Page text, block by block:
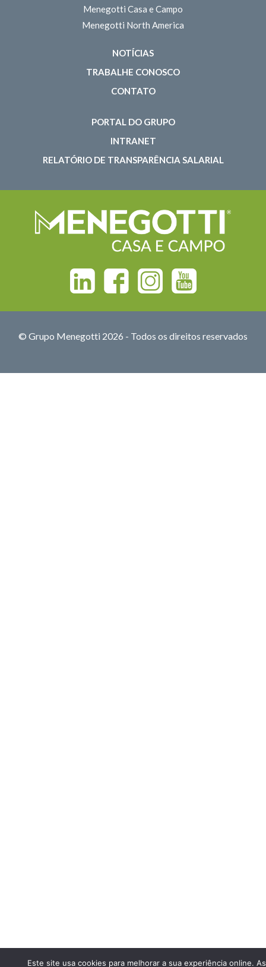
Menegotti Casa e Campo
Menegotti North America
NOTÍCIAS
TRABALHE CONOSCO
CONTATO
PORTAL DO GRUPO
INTRANET
RELATÓRIO DE TRANSPARÊNCIA SALARIAL
Linkedin FacebookInstagramYoutube
© Grupo Menegotti 2026 - Todos os direitos reservados
Este site usa cookies para melhorar a sua experiência online.